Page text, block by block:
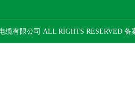
缆有限公司 ALL RIGHTS RESERVED 备